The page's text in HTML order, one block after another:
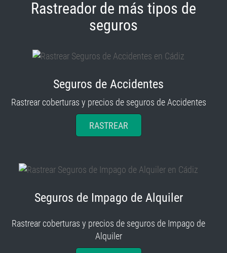
Rastreador de más tipos de
seguros
Seguros de Accidentes
Rastrear coberturas y precios de seguros de Accidentes
RASTREAR
Seguros de Impago de Alquiler
Rastrear coberturas y precios de seguros de Impago de
Alquiler